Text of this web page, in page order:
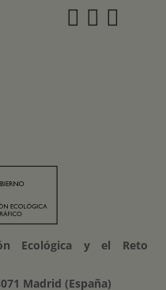
Ecológica y el Reto
Madrid (España)